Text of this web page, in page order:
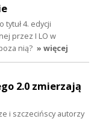
4. edycji
przez I LO w
nią? » więcej
2.0 zmierzają
i szczecińscy autorzy